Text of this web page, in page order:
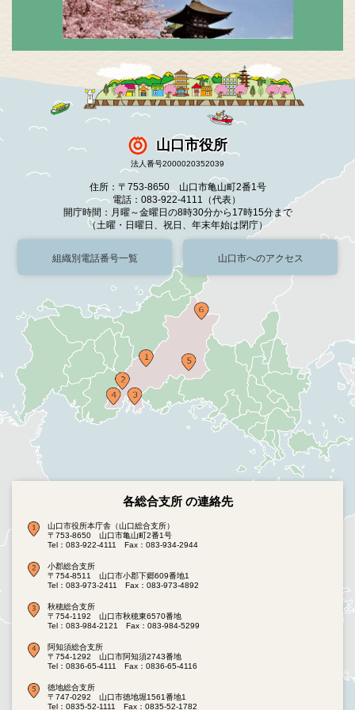
山口市役所
法人番号2000020352039
住所：〒753-8650 山口市亀山町2番1号
電話：083-922-4111（代表）
開庁時間：月曜～金曜日の8時30分から17時15分まで
（土曜・日曜日、祝日、年末年始は閉庁）
組織別電話番号一覧 山口市へのアクセス
各総合支所 の連絡先
山口市役所本庁舎（山口総合支所）
〒753-8650 山口市亀山町2番1号
Tel：083-922-4111
Fax：083-934-2944
小郡総合支所
〒754-8511 山口市小郡下郷609番地1
Tel：083-973-2411
Fax：083-973-4892
秋穂総合支所
〒754-1192 山口市秋穂東6570番地
Tel：083-984-2121
Fax：083-984-5299
阿知須総合支所
〒754-1292 山口市阿知須2743番地
Tel：0836-65-4111
Fax：0836-65-4116
徳地総合支所
〒747-0292 山口市徳地堀1561番地1
Tel：0835-52-1111
Fax：0835-52-1782